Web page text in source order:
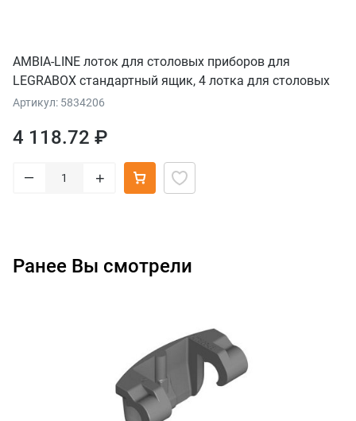
AMBIA-LINE лоток для столовых приборов для
LEGRABOX стандартный ящик, 4 лотка для столовых
приборов, НД=450 мм, ширина=300 мм, терра-черный
Артикул: 5834206
4 118.72 ₽
– +
Ранее Вы смотрели